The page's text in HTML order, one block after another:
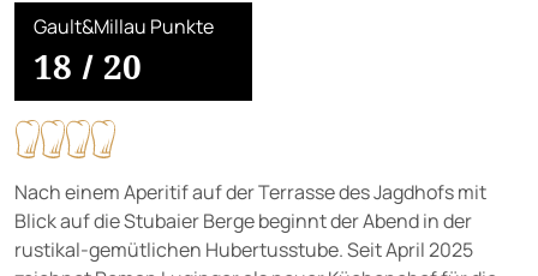
Gault&Millau Punkte
18 / 20
Nach einem Aperitif auf der Terrasse des Jagdhofs mit
Blick auf die Stubaier Berge beginnt der Abend in der
rustikal-gemütlichen Hubertusstube. Seit April 2025